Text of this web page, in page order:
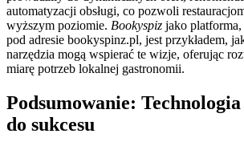
automatyzacji obsługi, co pozwoli
wyższym poziomie. Bookyspiz jako
pod adresie bookyspinz.pl, jest przykładem,
narzędzia mogą wspierać te wizje, oferując
miarę potrzeb lokalnej gastronomii.
Podsumowanie:
do sukcesu